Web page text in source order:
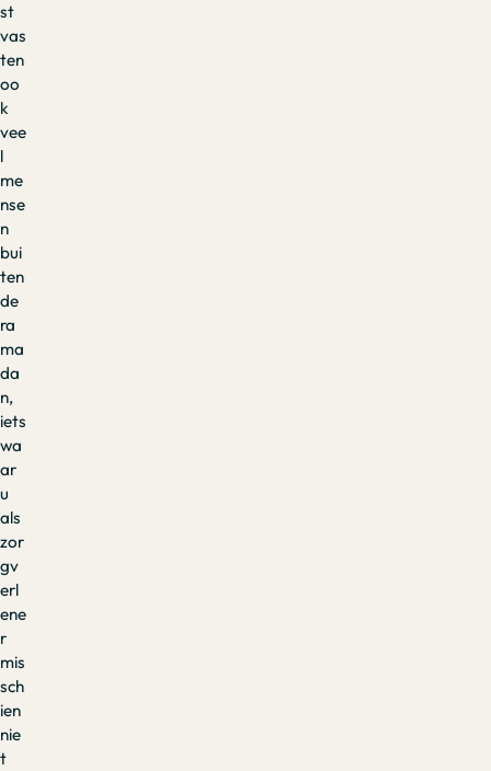
st
vas
ten
oo
k
vee
l
me
nse
n
bui
ten
de
ra
ma
da
n,
iets
wa
ar
u
als
zor
gv
erl
ene
r
mis
sch
ien
nie
t